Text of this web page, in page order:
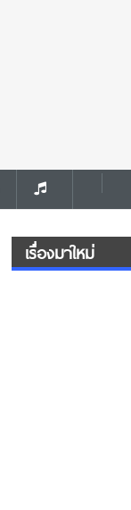
เรื่องมาใหม่